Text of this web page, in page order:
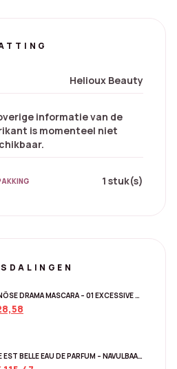
Helioux Beauty
informatie van de
is momenteel niet
1 stuk(s)
LANCÔME HYPNÔSE DRAMA MASCARA – 01 EXCESSIVE BLACK
LANCÔME LA VIE EST BELLE EAU DE PARFUM – NAVULBAAR 150 ML